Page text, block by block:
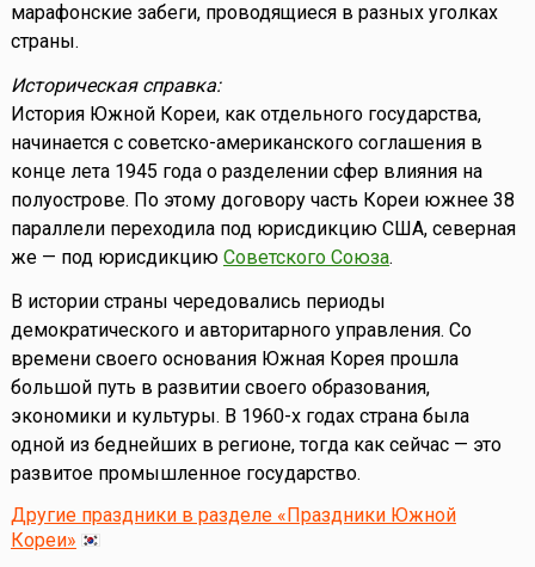
марафонские забеги, проводящиеся в разных уголках
страны.
Историческая справка:
История Южной Кореи, как отдельного государства,
начинается с советско-американского соглашения в
конце лета 1945 года о разделении сфер влияния на
полуострове. По этому договору часть Кореи южнее 38
параллели переходила под юрисдикцию США, северная
же — под юрисдикцию Советского Союза.
В истории страны чередовались периоды
демократического и авторитарного управления. Со
времени своего основания Южная Корея прошла
большой путь в развитии своего образования,
экономики и культуры. В 1960-х годах страна была
одной из беднейших в регионе, тогда как сейчас — это
развитое промышленное государство.
Другие праздники в разделе «Праздники Южной
Кореи»